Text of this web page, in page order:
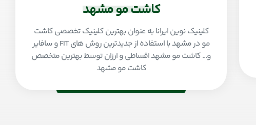
کاشت مو مشهد
کلینیک نوین ایرانا به عنوان بهترین کلینیک تخصصی کاشت
مو در مشهد با استفاده از جدیدترین روش های FIT و سافایر
و... کاشت مو مشهد اقساطی و ارزان توسط بهترین متخصص
کاشت مو مشهد